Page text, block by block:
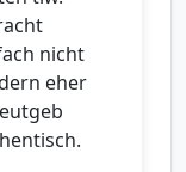
nicht
eher